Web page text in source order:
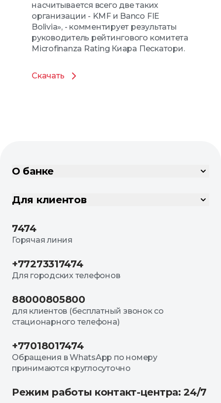
насчитывается всего две таких
организации - KMF и Banco FIE
Bolivia», - комментирует результаты
руководитель рейтингового комитета
Microfinanza Rating Киара Пескатори.
Скачать
О банке
Для клиентов
7474
Горячая линия
+77273317474
Для городских телефонов
88000805800
для клиентов (бесплатный звонок со
стационарного телефона)
+77018017474
Обращения в WhatsApp по номеру
принимаются круглосуточно
Режим работы контакт-центра: 24/7